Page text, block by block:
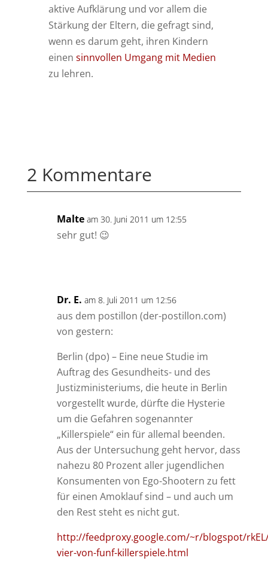
aktive Aufklärung und vor allem die
Stärkung der Eltern, die gefragt sind,
wenn es darum geht, ihren Kindern
einen sinnvollen Umgang mit Medien
zu lehren.
2 Kommentare
Malte am 30. Juni 2011 um 12:55
sehr gut! 😉
Dr. E. am 8. Juli 2011 um 12:56
aus dem postillon (der-postillon.com)
von gestern:
Berlin (dpo) – Eine neue Studie im
Auftrag des Gesundheits- und des
Justizministeriums, die heute in Berlin
vorgestellt wurde, dürfte die Hysterie
um die Gefahren sogenannter
„Killerspiele“ ein für allemal beenden.
Aus der Untersuchung geht hervor, dass
nahezu 80 Prozent aller jugendlichen
Konsumenten von Ego-Shootern zu fett
für einen Amoklauf sind – und auch um
den Rest steht es nicht gut.
http://feedproxy.google.com/~r/blogspot/rkEL/
vier-von-funf-killerspiele.html